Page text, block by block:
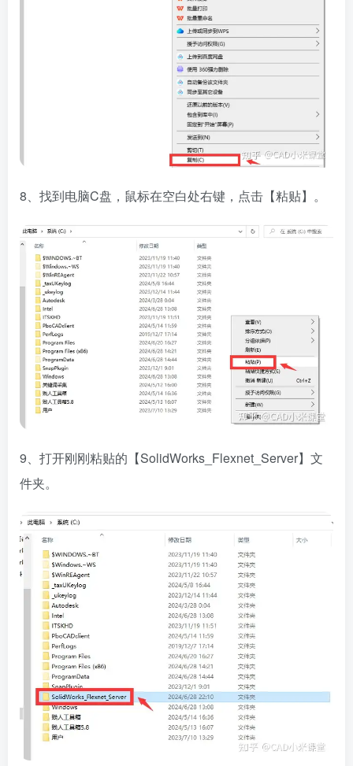
8、找到电脑C盘，鼠标在空白处右键，点击【粘贴】。
9、打开刚刚粘贴的【SolidWorks_Flexnet_Server】文
件夹。